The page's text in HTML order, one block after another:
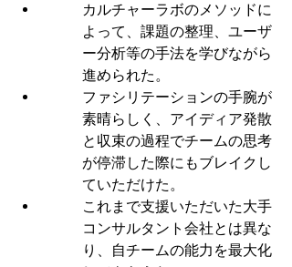
カルチャーラボのメソッドに
よって、課題の整理、ユーザ
ー分析等の手法を学びながら
進められた。
ファシリテーションの手腕が
素晴らしく、アイディア発散
と収束の過程でチームの思考
が停滞した際にもブレイクし
ていただけた。
これまで支援いただいた大手
コンサルタント会社とは異な
り、自チームの能力を最大化